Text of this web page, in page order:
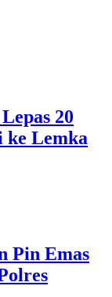
20
ke Lemka
Pin Emas